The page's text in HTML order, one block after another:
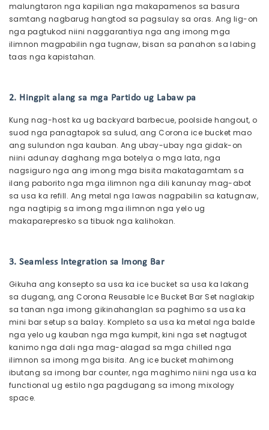
malungtaron nga kapilian nga makapamenos sa basura
samtang nagbarug hangtod sa pagsulay sa oras. Ang lig-on
nga pagtukod niini naggarantiya nga ang imong mga
ilimnon magpabilin nga tugnaw, bisan sa panahon sa labing
taas nga kapistahan.
2. Hingpit alang sa mga Partido ug Labaw pa
Kung nag-host ka ug backyard barbecue, poolside hangout, o
suod nga panagtapok sa sulud, ang Corona ice bucket mao
ang sulundon nga kauban. Ang ubay-ubay nga gidak-on
niini adunay daghang mga botelya o mga lata, nga
nagsiguro nga ang imong mga bisita makatagamtam sa
ilang paborito nga mga ilimnon nga dili kanunay mag-abot
sa usa ka refill. Ang metal nga lawas nagpabilin sa katugnaw,
nga nagtipig sa imong mga ilimnon nga yelo ug
makaparepresko sa tibuok nga kalihokan.
3. Seamless Integration sa Imong Bar
Gikuha ang konsepto sa usa ka ice bucket sa usa ka lakang
sa dugang, ang Corona Reusable Ice Bucket Bar Set naglakip
sa tanan nga imong gikinahanglan sa paghimo sa usa ka
mini bar setup sa balay. Kompleto sa usa ka metal nga balde
nga yelo ug kauban nga mga kumpit, kini nga set nagtugot
kanimo nga dali nga mag-alagad sa mga chilled nga
ilimnon sa imong mga bisita. Ang ice bucket mahimong
ibutang sa imong bar counter, nga maghimo niini nga usa ka
functional ug estilo nga pagdugang sa imong mixology
space.